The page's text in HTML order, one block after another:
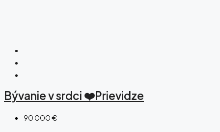
Bývanie v srdci ❤️Prievidze
90 000 €